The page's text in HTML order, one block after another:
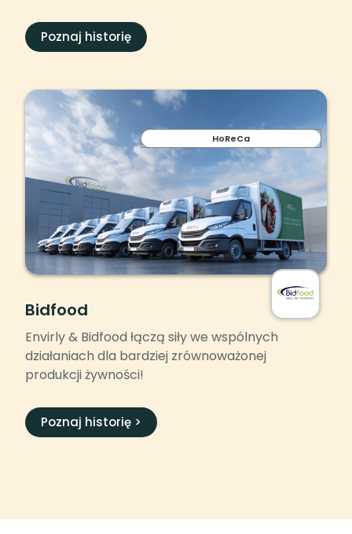
Poznaj historię
HoReCa
Bidfood
Envirly & Bidfood łączą siły we wspólnych
działaniach dla bardziej zrównoważonej
produkcji żywności!
Poznaj historię >